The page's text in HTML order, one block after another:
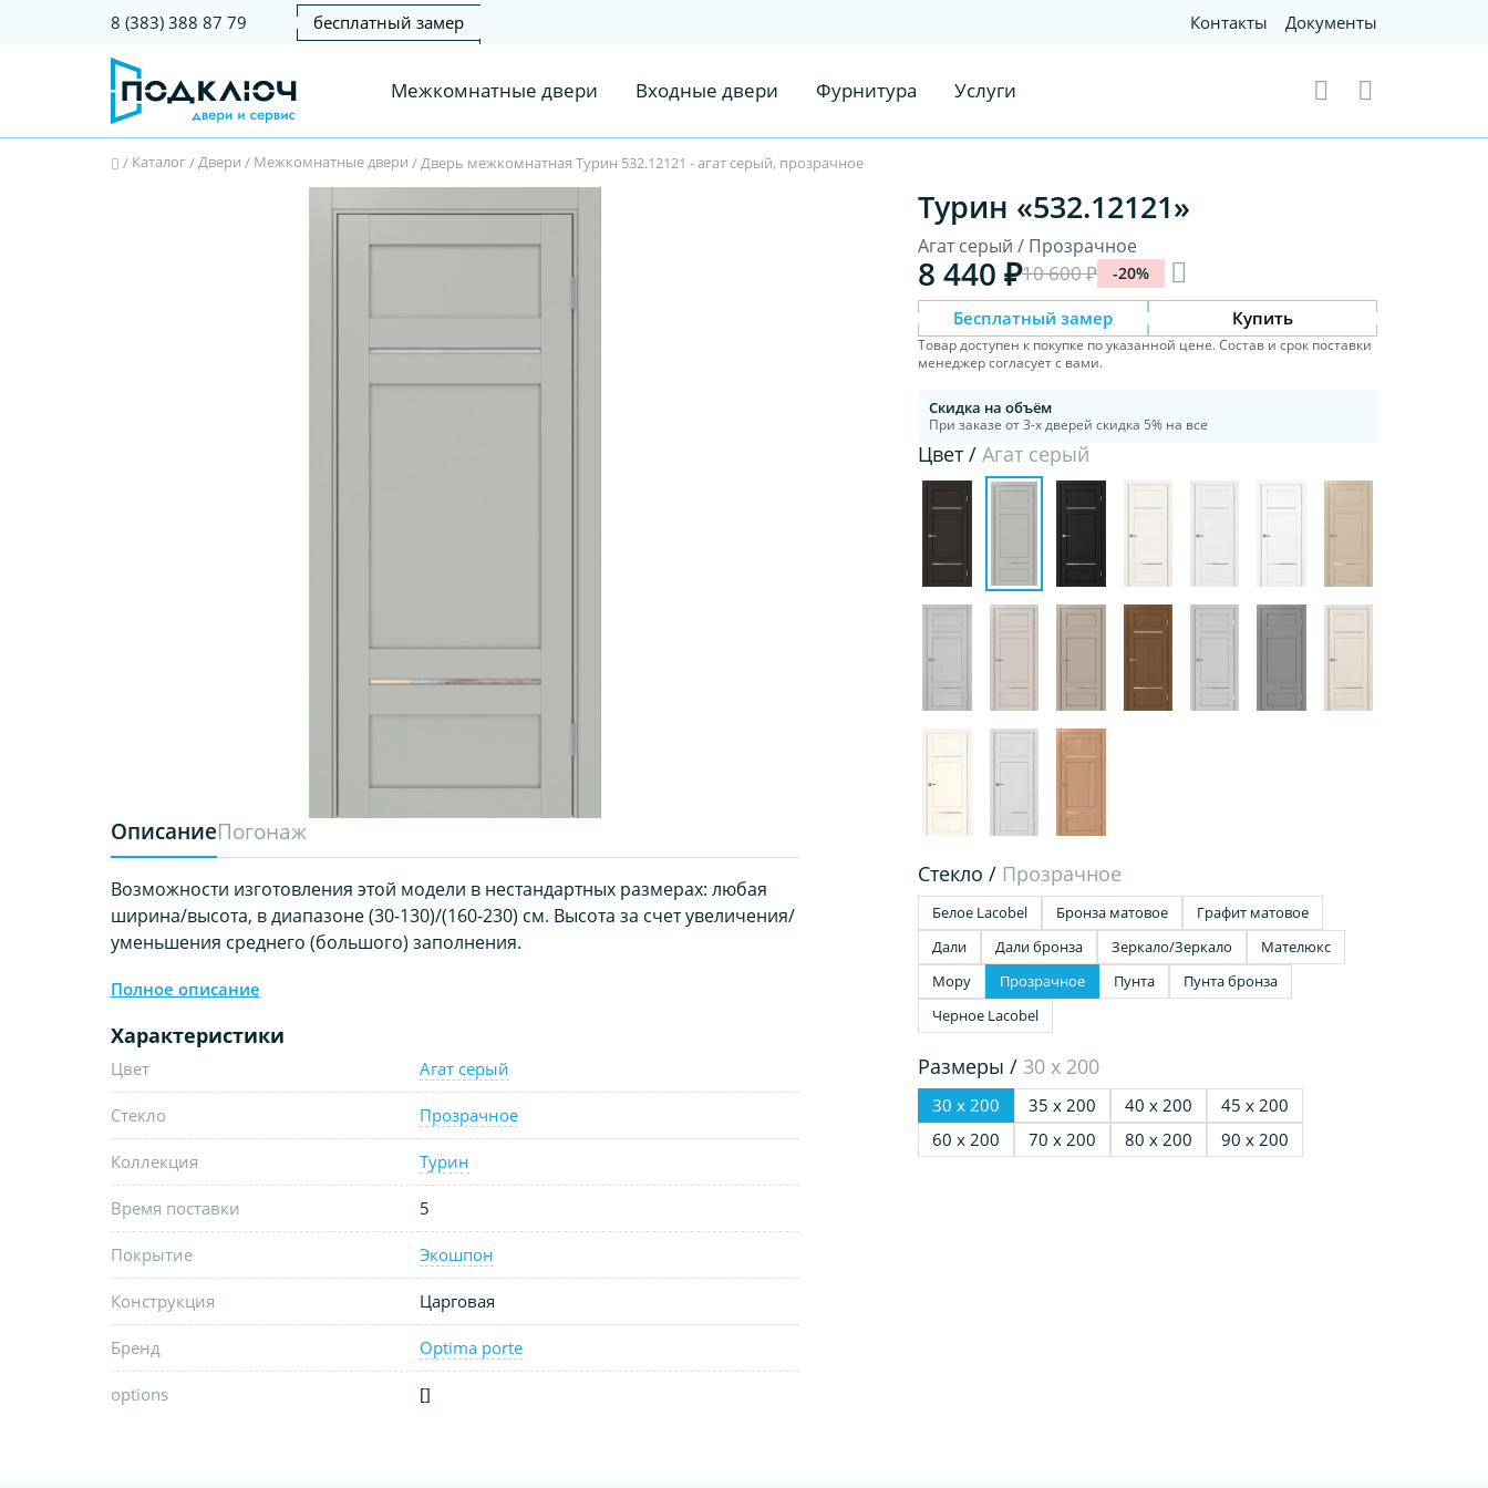
8 (383) 388 87 79 бесплатный замер Контакты Документы
Межкомнатные двери Входные двери Фурнитура Услуги
/ Каталог/Двери / Межкомнатные двери /Дверь межкомнатная Турин 532.12121 - агат серый, прозрачное
ОписаниеПогонаж
Возможности изготовления этой модели в нестандартных размерах: любая
ширина/высота, в диапазоне (30-130)/(160-230) см. Высота за счет увеличения/
уменьшения среднего (большого) заполнения.
Полное описание
Характеристики
Цвет Агат серый
Стекло Прозрачное
Коллекция Турин
Время поставки 5
Покрытие Экошпон
Конструкция Царговая
Бренд Optima porte
options []
Турин «532.12121»
Агат серый / Прозрачное
8 440 ₽10 600 ₽ -20%
Бесплатный замер Купить
Товар доступен к покупке по указанной цене. Состав и срок поставки
менеджер согласует с вами.
Скидка на объём
При заказе от 3-х дверей скидка 5% на все
Цвет /Агат серый
Стекло / Прозрачное
Белое Lacobel Бронза матовое
Графит матовое
Дали
Дали бронза Зеркало/Зеркало
Мателюкс
Мору
Прозрачное Пунта
Пунта бронза
Черное Lacobel
Размеры / 30 х 200
30 х 200 35 х 200 40 х 200
45 х 200
60 х 200
70 х 200 80 х 200 90 х 200